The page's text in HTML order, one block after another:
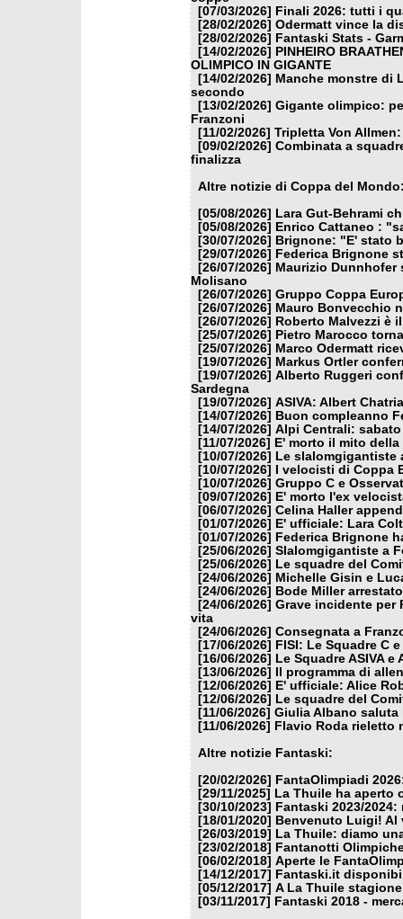
[07/03/2026]
Finali 2026: tutti i
[28/02/2026] Odermatt vince la
[28/02/2026]
Fantaski Stats -
[14/02/2026]
PINHEIRO
OLIMPICO IN GIGANTE
[14/02/2026] Manche monstre di
secondo
[13/02/2026] Gigante olimpico:
Franzoni
[11/02/2026] Tripletta Von
[09/02/2026] Combinata a
finalizza
Altre notizie di Coppa del
[05/08/2026]
Lara Gut-Behrami
[05/08/2026]
Enrico Cattaneo :
[30/07/2026]
Brignone: "E' stato
[29/07/2026]
Federica Brignone
[26/07/2026] Maurizio Dunnhofer
Molisano
[26/07/2026] Gruppo Coppa
[26/07/2026] Mauro Bonvecchio
[26/07/2026]
Roberto Malvezzi è
[25/07/2026]
Pietro Marocco
[25/07/2026] Marco Odermatt
[19/07/2026] Markus Ortler
[19/07/2026] Alberto Ruggeri
Sardegna
[19/07/2026] ASIVA: Albert
[14/07/2026]
Buon compleanno
[14/07/2026] Alpi Centrali:
[11/07/2026]
E' morto il mito
[10/07/2026]
Le
[10/07/2026]
I velocisti di Coppa
[10/07/2026] Gruppo C e
[09/07/2026]
E' morto l'ex
[06/07/2026] Celina Haller
[01/07/2026]
E' ufficiale: Lara
[01/07/2026]
Federica Brignone
[25/06/2026] Slalomgigantiste a
[25/06/2026]
Le squadre del
[24/06/2026] Michelle Gisin e
[24/06/2026]
Bode Miller
[24/06/2026] Grave incidente per
vita
[24/06/2026] Consegnata a
[17/06/2026]
FISI: Le Squadre C
[16/06/2026]
Le Squadre ASIVA
[13/06/2026]
Il programma di
[12/06/2026]
E' ufficiale: Alice
[12/06/2026]
Le squadre del
[11/06/2026] Giulia Albano saluta
[11/06/2026]
Flavio Roda rieletto
Altre notizie Fantaski:
[20/02/2026]
FantaOlimpiadi
[29/11/2025]
La Thuile ha aperto
[30/10/2023]
Fantaski 2023/
[18/01/2020]
Benvenuto Luigi! Al
[26/03/2019]
La Thuile: diamo
[23/02/2018]
Fantanotti
[06/02/2018] Aperte le
[14/12/2017]
Fantaski.it
[05/12/2017] A La Thuile
[03/11/2017]
Fantaski 2018 -